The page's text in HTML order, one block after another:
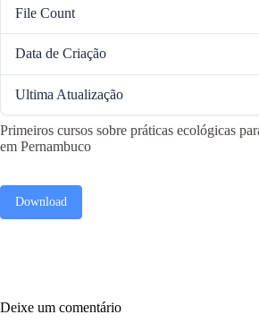
File Count
Data de Criação
Ultima Atualização
Primeiros cursos sobre práticas ecológicas
em Pernambuco
Download
Deixe um comentário